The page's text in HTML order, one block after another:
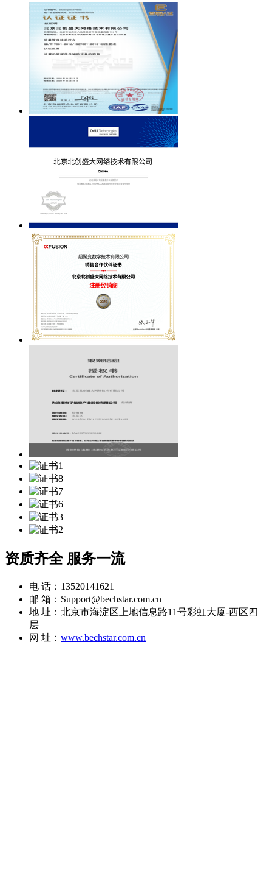
资质齐全 服务一流
电 话：13520141621
邮 箱：Support@bechstar.com.cn
地 址：北京市海淀区上地信息路11号彩虹大厦-西区四
层
网 址： www.bechstar.com.cn